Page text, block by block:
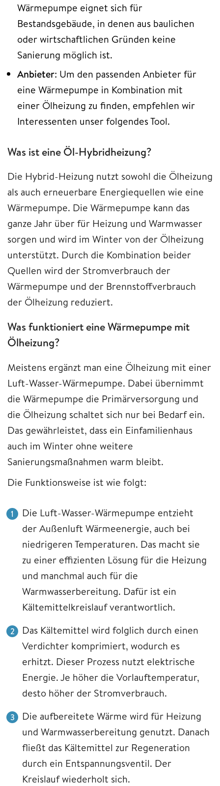
Wärmepumpe eignet sich für
Bestandsgebäude, in denen aus baulichen
oder wirtschaftlichen Gründen keine
Sanierung möglich ist.
Anbieter: Um den passenden Anbieter für
eine Wärmepumpe in Kombination mit
einer Ölheizung zu finden, empfehlen wir
Interessenten unser folgendes Tool.
Was ist eine Öl-Hybridheizung?
Die Hybrid-Heizung nutzt sowohl die Ölheizung
als auch erneuerbare Energiequellen wie eine
Wärmepumpe. Die Wärmepumpe kann das
ganze Jahr über für Heizung und Warmwasser
sorgen und wird im Winter von der Ölheizung
unterstützt. Durch die Kombination beider
Quellen wird der Stromverbrauch der
Wärmepumpe und der Brennstoffverbrauch
der Ölheizung reduziert.
Was funktioniert eine Wärmepumpe mit
Ölheizung?
Meistens ergänzt man eine Ölheizung mit einer
Luft-Wasser-Wärmepumpe. Dabei übernimmt
die Wärmepumpe die Primärversorgung und
die Ölheizung schaltet sich nur bei Bedarf ein.
Das gewährleistet, dass ein Einfamilienhaus
auch im Winter ohne weitere
Sanierungsmaßnahmen warm bleibt.
Die Funktionsweise ist wie folgt:
Die Luft-Wasser-Wärmepumpe entzieht
der Außenluft Wärmeenergie, auch bei
niedrigeren Temperaturen. Das macht sie
zu einer effizienten Lösung für die Heizung
und manchmal auch für die
Warmwasserbereitung. Dafür ist ein
Kältemittelkreislauf verantwortlich.
Das Kältemittel wird folglich durch einen
Verdichter komprimiert, wodurch es
erhitzt. Dieser Prozess nutzt elektrische
Energie. Je höher die Vorlauftemperatur,
desto höher der Stromverbrauch.
Die aufbereitete Wärme wird für Heizung
und Warmwasserbereitung genutzt. Danach
fließt das Kältemittel zur Regeneration
durch ein Entspannungsventil. Der
Kreislauf wiederholt sich.